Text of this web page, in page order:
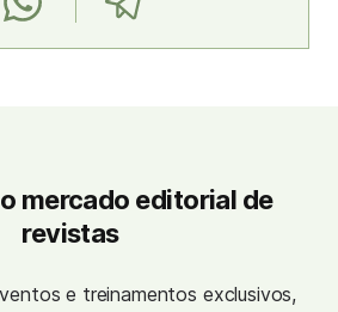
mercado editorial de
revistas
e treinamentos exclusivos,